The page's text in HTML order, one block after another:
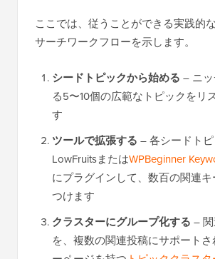
ここでは、従うことができる実践的
サーチワークフローを示します。
シードトピックから始める – ニ
る5〜10個の広範なトピックをリ
す
ツールで拡張する – 各シードト
LowFruitsまたはWPBeginner
にプラグインして、数百の関連
つけます
クラスターにグループ化する –
を、複数の関連投稿にサポートさ